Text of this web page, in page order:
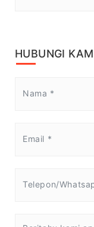
HUBUNGI